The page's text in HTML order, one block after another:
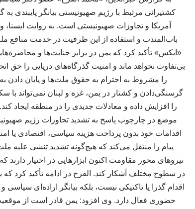
کشتیرانی مرتبط با رژیم صهیونیستی بیانگر پایبندی
آمریکا و تجاوزات صهیونیستی است. به روایت
باب‌المندب و استفاده از این ظرفیت در خدمت منافع
«ایکس» تأکید کرد که یمن در برابر جنایت‌ها و
بی‌تفاوت نخواهد ماند و امنیت گذرگاه‌های دریایی را حق
را مشروط به احترام به حقوق ملت‌ها و پایان دادن
گرسنگی‌دادن و کشتار در یمن، غزه و لبنان نمی‌تواند با
را افزایش داده و معادلات جدیدی را در منطقه ایجاد
موضع در چارچوب پاسخ به تشدید تجاوزات رژیم
اقدامات خود بدون پرداخت هزینه سیاسی، اقتصادی یا
پیام را منتقل می‌کند که هیچ‌گونه تشدید تنشی علیه
نیروهای محور مقاومت اکنون ابزارهایی در اختیار دارند
در سطوح مختلف آشکار کند. الفرح در ادامه تأکید کرد
اقدام گذرا یا تاکتیکی نیست، بلکه بیانگر اراده‌ای
حضوری فعال دارد. وی افزود: یمن قادر است از